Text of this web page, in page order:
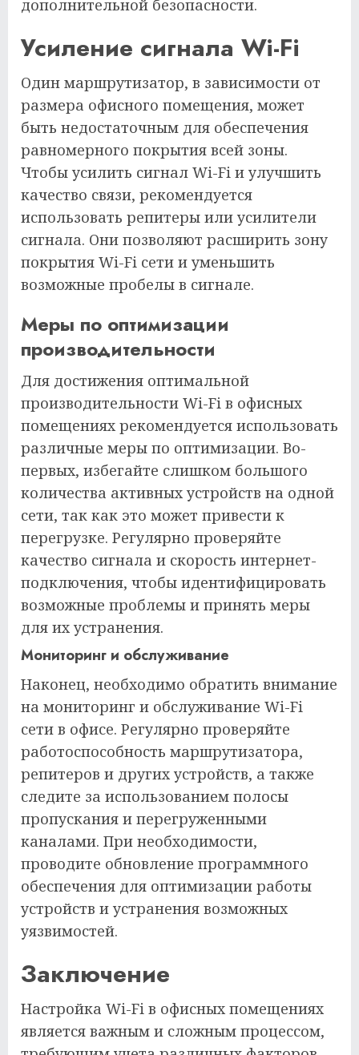
дополнительной безопасности.
Усиление сигнала Wi-Fi
Один маршрутизатор, в зависимости от
размера офисного помещения, может
быть недостаточным для обеспечения
равномерного покрытия всей зоны.
Чтобы усилить сигнал Wi-Fi и улучшить
качество связи, рекомендуется
использовать репитеры или усилители
сигнала. Они позволяют расширить зону
покрытия Wi-Fi сети и уменьшить
возможные пробелы в сигнале.
Меры по оптимизации
производительности
Для достижения оптимальной
производительности Wi-Fi в офисных
помещениях рекомендуется использовать
различные меры по оптимизации. Во-
первых, избегайте слишком большого
количества активных устройств на одной
сети, так как это может привести к
перегрузке. Регулярно проверяйте
качество сигнала и скорость интернет-
подключения, чтобы идентифицировать
возможные проблемы и принять меры
для их устранения.
Мониторинг и обслуживание
Наконец, необходимо обратить внимание
на мониторинг и обслуживание Wi-Fi
сети в офисе. Регулярно проверяйте
работоспособность маршрутизатора,
репитеров и других устройств, а также
следите за использованием полосы
пропускания и перегруженными
каналами. При необходимости,
проводите обновление программного
обеспечения для оптимизации работы
устройств и устранения возможных
уязвимостей.
Заключение
Настройка Wi-Fi в офисных помещениях
является важным и сложным процессом,